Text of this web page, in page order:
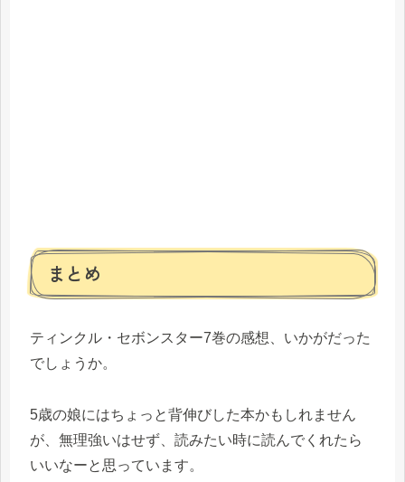
まとめ
ティンクル・セボンスター7巻の感想、いかがだった
でしょうか。
5歳の娘にはちょっと背伸びした本かもしれません
が、無理強いはせず、読みたい時に読んでくれたら
いいなーと思っています。